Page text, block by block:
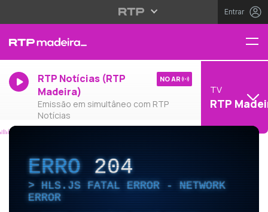
Entrar
RTP Notícias (RTP
Madeira)
Emissão em simultâneo com RTP
Notícias
NO AR
TV
RTP
ERRO204
HLS.JS FATAL ERROR - NETWORK
ERROR